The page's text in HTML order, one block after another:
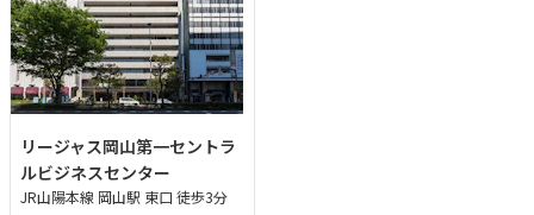
ます。 また、レイアウトの現状復
帰も不要で、使いやすく、リーズ
ナブルな価格でご利用いただけま
す。
リージャス岡山第一セントラ
ルビジネスセンター
JR山陽本線 岡山駅 東口 徒歩3分